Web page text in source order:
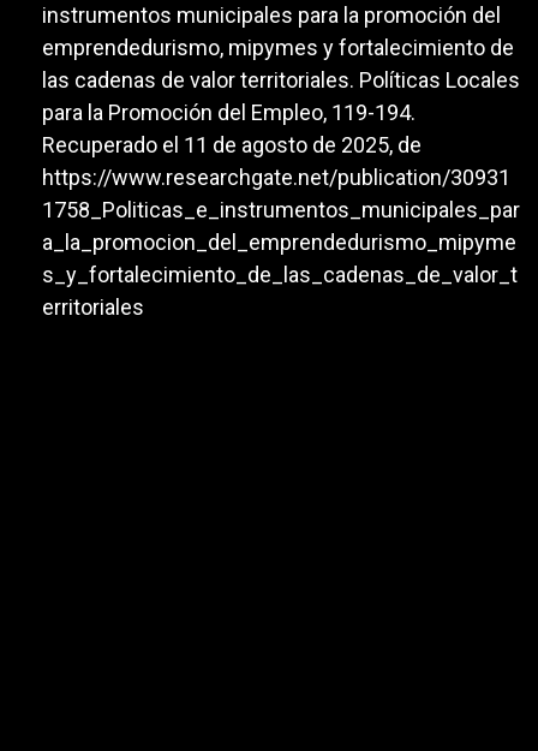
instrumentos municipales para la promoción del
emprendedurismo, mipymes y fortalecimiento de
las cadenas de valor territoriales. Políticas Locales
para la Promoción del Empleo, 119-194.
Recuperado el 11 de agosto de 2025, de
https://www.researchgate.net/publication/30931
1758_Politicas_e_instrumentos_municipales_par
a_la_promocion_del_emprendedurismo_mipyme
s_y_fortalecimiento_de_las_cadenas_de_valor_t
erritoriales